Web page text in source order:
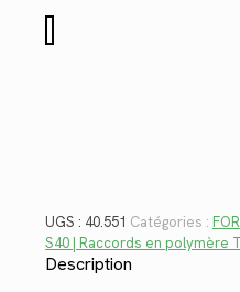
de
UGS : 40.551 Catégories :
S40 | Raccords en polymère
Description